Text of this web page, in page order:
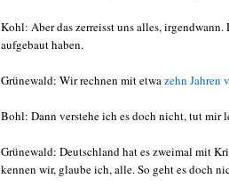
Kohl: Aber das zerreisst uns alles,
aufgebaut haben.
Grünewald: Wir rechnen mit etwa zehn Jahren
Bohl: Dann verstehe ich es doch nicht, tut mir
Grünewald: Deutschland hat es zweimal mit
kennen wir, glaube ich, alle. So geht es doch